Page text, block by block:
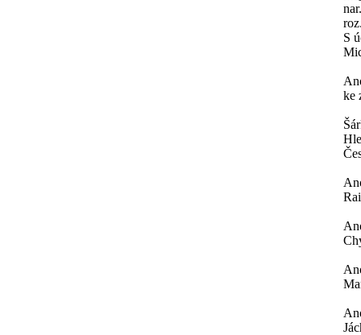
S
ke